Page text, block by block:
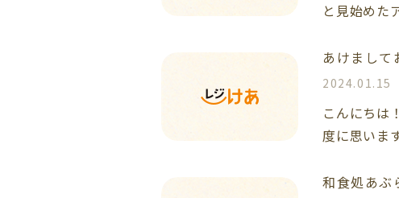
と見始めた
あけまして
2024.01.15
こんにちは
度に思いま
和食処あぶ